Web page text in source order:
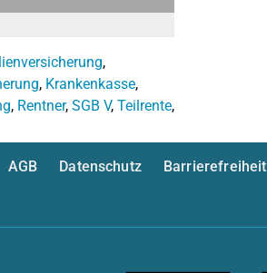
,
, Krankenkasse,
, Rentner, SGB V, Teilrente,
AGB Datenschutz Barrierefreiheit